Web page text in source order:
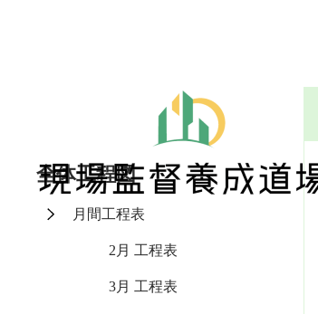
全体工程図
月間工程表
2月 工程表
3月 工程表